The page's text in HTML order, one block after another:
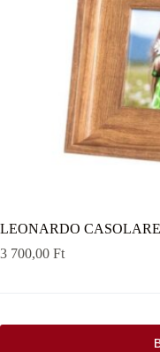
LEONARDO CASOLARE
3 700,00 Ft